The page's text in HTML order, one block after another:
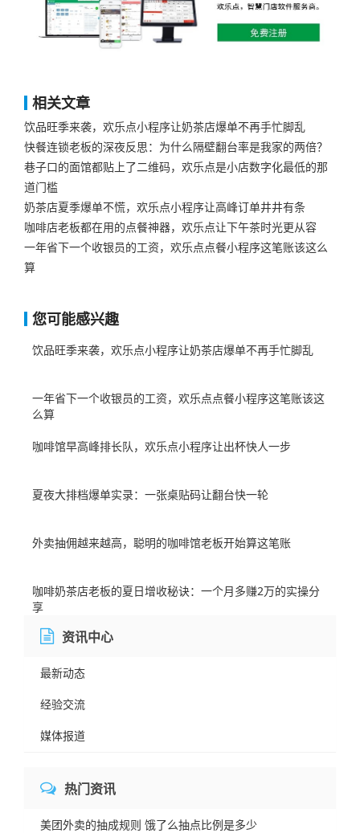
相关文章
饮品旺季来袭，欢乐点小程序让奶茶店爆单不再手忙脚乱
快餐连锁老板的深夜反思：为什么隔壁翻台率是我家的两倍？
巷子口的面馆都贴上了二维码，欢乐点是小店数字化最低的那
道门槛
奶茶店夏季爆单不慌，欢乐点小程序让高峰订单井井有条
咖啡店老板都在用的点餐神器，欢乐点让下午茶时光更从容
一年省下一个收银员的工资，欢乐点点餐小程序这笔账该这么
算
您可能感兴趣
饮品旺季来袭，欢乐点小程序让奶茶店爆单不再手忙脚乱
一年省下一个收银员的工资，欢乐点点餐小程序这笔账该这
么算
咖啡馆早高峰排长队，欢乐点小程序让出杯快人一步
夏夜大排档爆单实录：一张桌贴码让翻台快一轮
外卖抽佣越来越高，聪明的咖啡馆老板开始算这笔账
咖啡奶茶店老板的夏日增收秘诀：一个月多赚2万的实操分
享
资讯中心
最新动态
经验交流
媒体报道
热门资讯
美团外卖的抽成规则 饿了么抽点比例是多少